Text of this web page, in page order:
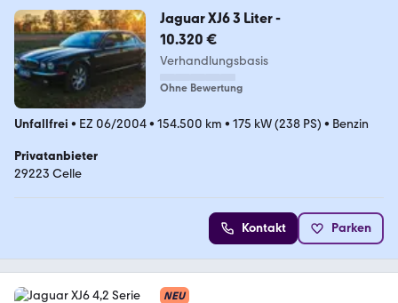
Jaguar XJ6 3 Liter -
10.320 €
Verhandlungsbasis
Ohne Bewertung
Unfallfrei • EZ 06/2004• 154.500 km • 175 kW (238 PS) • Benzin
Privatanbieter
29223 Celle
Kontakt Parken
NEU